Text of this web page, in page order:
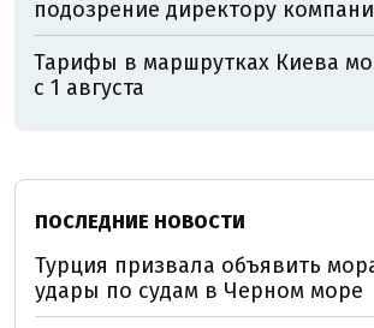
подозрение директору
Тарифы в маршрутках Киева
с 1 августа
ПОСЛЕДНИЕ НОВОСТИ
Турция призвала объявить
удары по судам в Черном море